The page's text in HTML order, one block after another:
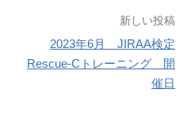
新しい投稿
2023年6月 JIRAA検定
Rescue-Cトレーニング 開
催日